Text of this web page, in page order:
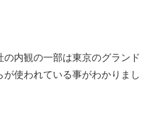
の内観の一部は東京のグランド
使われている事がわかりまし